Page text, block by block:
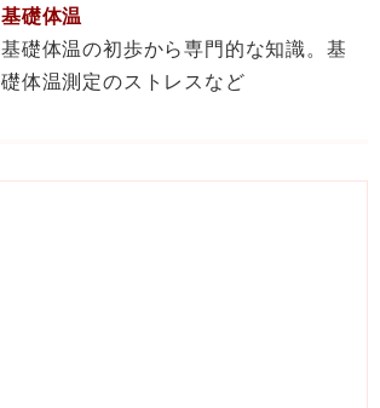
基礎体温
基礎体温の初歩から専門的な知識。基
礎体温測定のストレスなど